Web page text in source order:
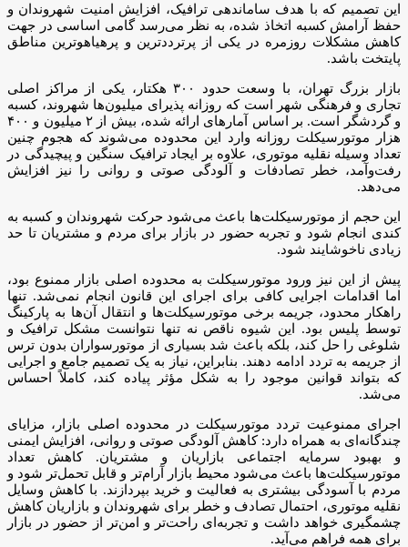
این تصمیم که با هدف ساماندهی ترافیک، افزایش امنیت شهروندان و
حفظ آرامش کسبه اتخاذ شده، به نظر می‌رسد گامی اساسی در جهت
کاهش مشکلات روزمره در یکی از پرترددترین و پرهیاهوترین مناطق
پایتخت باشد.
بازار بزرگ تهران، با وسعت حدود ۳۰۰ هکتار، یکی از مراکز اصلی
تجاری و فرهنگی شهر است که روزانه پذیرای میلیون‌ها شهروند، کسبه
و گردشگر است. بر اساس آمارهای ارائه شده، بیش از ۲ میلیون و ۴۰۰
هزار موتورسیکلت روزانه وارد این محدوده می‌شوند که هجوم چنین
تعداد وسیله نقلیه موتوری، علاوه بر ایجاد ترافیک سنگین و پیچیدگی در
رفت‌وآمد، خطر تصادفات و آلودگی صوتی و روانی را نیز افزایش
می‌دهد.
این حجم از موتورسیکلت‌ها باعث می‌شود حرکت شهروندان و کسبه به
کندی انجام شود و تجربه حضور در بازار برای مردم و مشتریان تا حد
زیادی ناخوشایند شود.
پیش از این نیز ورود موتورسیکلت به محدوده اصلی بازار ممنوع بود،
اما اقدامات اجرایی کافی برای اجرای این قانون انجام نمی‌شد. تنها
راهکار محدود، جریمه برخی موتورسیکلت‌ها و انتقال آن‌ها به پارکینگ
توسط پلیس بود. این شیوه ناقص نه تنها نتوانست مشکل ترافیک و
شلوغی را حل کند، بلکه باعث شد بسیاری از موتورسواران بدون ترس
از جریمه به تردد ادامه دهند. بنابراین، نیاز به یک تصمیم جامع و اجرایی
که بتواند قوانین موجود را به شکل مؤثر پیاده کند، کاملاً احساس
می‌شد.
اجرای ممنوعیت تردد موتورسیکلت در محدوده اصلی بازار، مزایای
چندگانه‌ای به همراه دارد: کاهش آلودگی صوتی و روانی، افزایش ایمنی
و بهبود سرمایه اجتماعی بازاریان و مشتریان. کاهش تعداد
موتورسیکلت‌ها باعث می‌شود محیط بازار آرام‌تر و قابل تحمل‌تر شود و
مردم با آسودگی بیشتری به فعالیت و خرید بپردازند. با کاهش وسایل
نقلیه موتوری، احتمال تصادف و خطر برای شهروندان و بازاریان کاهش
چشمگیری خواهد داشت و تجربه‌ای راحت‌تر و امن‌تر از حضور در بازار
برای همه فراهم می‌آید.